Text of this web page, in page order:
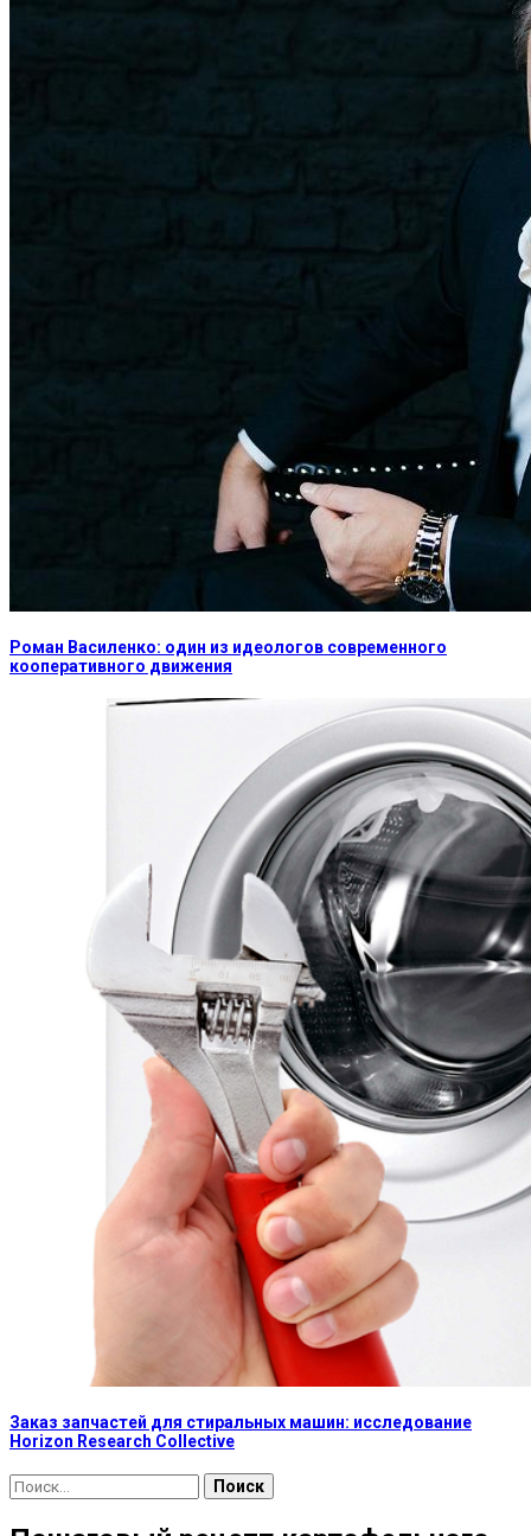
Роман Василенко: один из идеологов современного
кооперативного движения
Заказ запчастей для стиральных машин: исследование
Horizon Research Collective
Найти: